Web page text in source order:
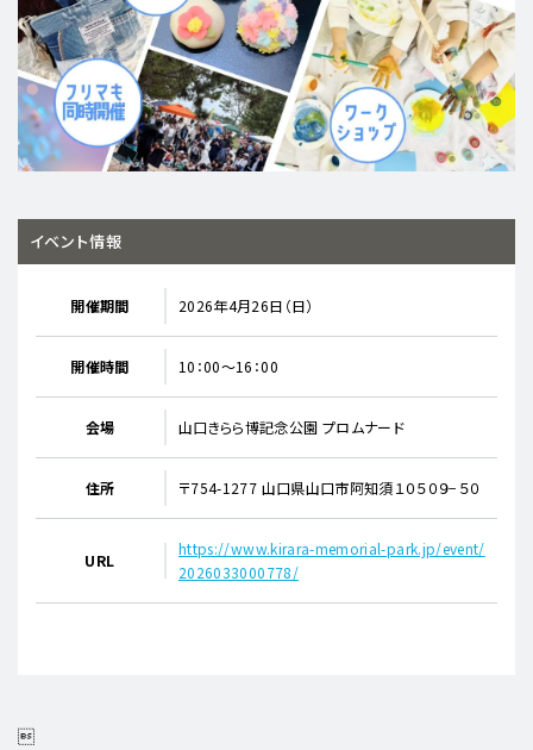
イベント情報
開催期間 2026年4月26日（日）
開催時間 10：00～16：00
会場 山口きらら博記念公園 プロムナード
住所 〒754-1277 山口県山口市阿知須１０５０９−５０
URL
https://www.kirara-memorial-park.jp/event/
2026033000778/
